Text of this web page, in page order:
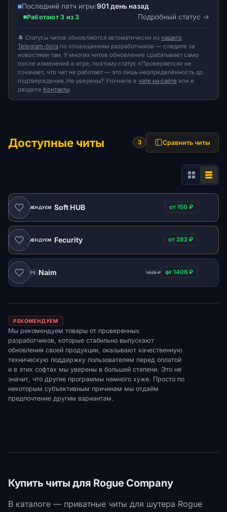
Последний патч игры:901 день назад
Работают 3 из 3 Подробный статус
🔔 Статусы читов обновляются автоматически из нашего
Telegram-ботапо оповещениям разработчиков — следите за
новостями там. У многих читов обновление срабатывает само
после изменений в игре, поэтому статус «Проверяется» не
означает, что чит не работает — это лишь неопределённость до
подтверждения. Не уверены? Уточните в чате на сайте или в
разделе Контакты.
Доступные читы 3 Сравнить читы
РЕКОМЕНДУЕМ Soft HUB от 150 ₽
РЕКОМЕНДУЕМ Fecurity от 282 ₽
ВСЕ FPS Naim 1428 ₽ от 1406 ₽
РЕКОМЕНДУЕМ
Мы рекомендуем товары от проверенных
разработчиков, которые стабильно выпускают
обновления своей продукции, оказывают качественную
техническую поддержку пользователям перед оплатой
и в этих софтах мы уверены в большей степени. Это не
значит, что другие программы намного хуже. Просто по
некоторым субъективным причинам мы отдаём
предпочтение другим вариантам.
Купить читы для Rogue Company
В каталоге — приватные читы для шутера Rogue